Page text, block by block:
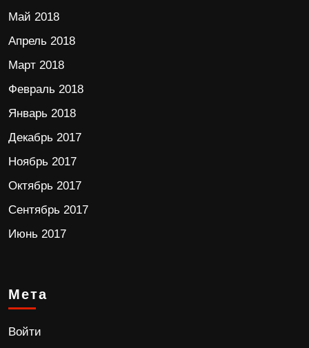
Май 2018
Апрель 2018
Март 2018
Февраль 2018
Январь 2018
Декабрь 2017
Ноябрь 2017
Октябрь 2017
Сентябрь 2017
Июнь 2017
Мета
Войти